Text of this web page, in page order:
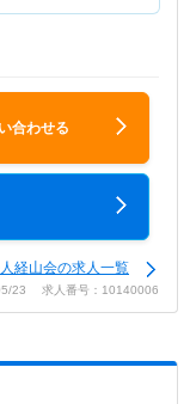
合わせる
経山会の求人一覧
23 求人番号：10140006